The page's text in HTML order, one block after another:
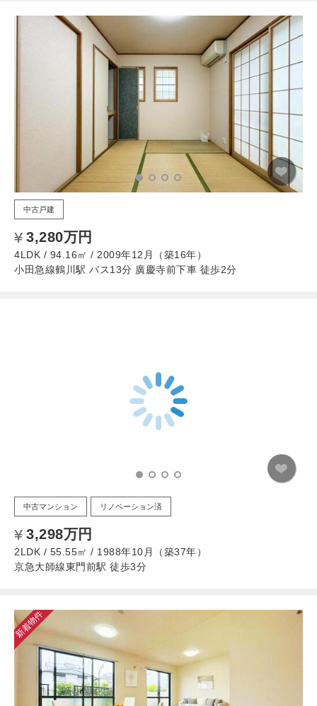
中古戸建
3,280万円
4LDK / 94.16㎡ / 2009年12月（築16年）
小田急線鶴川駅 バス13分 廣慶寺前下車 徒歩2分
中古マンション リノベーション済
3,298万円
2LDK / 55.55㎡ / 1988年10月（築37年）
京急大師線東門前駅 徒歩3分
新着物件